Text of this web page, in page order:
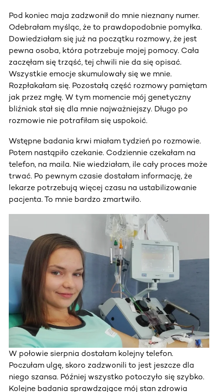
Pod koniec maja zadzwonił do mnie nieznany numer.
Odebrałam myśląc, że to prawdopodobnie pomyłka.
Dowiedziałam się już na początku rozmowy, że jest
pewna osoba, która potrzebuje mojej pomocy. Cała
zaczęłam się trząść, tej chwili nie da się opisać.
Wszystkie emocje skumulowały się we mnie.
Rozpłakałam się. Pozostałą część rozmowy pamiętam
jak przez mgłę. W tym momencie mój genetyczny
bliźniak stał się dla mnie najważniejszy. Długo po
rozmowie nie potrafiłam się uspokoić.
Wstępne badania krwi miałam tydzień po rozmowie.
Potem nastąpiło czekanie. Codziennie czekałam na
telefon, na maila. Nie wiedziałam, ile cały proces może
trwać. Po pewnym czasie dostałam informację, że
lekarze potrzebują więcej czasu na ustabilizowanie
pacjenta. To mnie bardzo zmartwiło.
W połowie sierpnia dostałam kolejny telefon.
Poczułam ulgę, skoro zadzwonili to jest jeszcze dla
niego szansa. Później wszystko potoczyło się szybko.
Kolejne badania sprawdzające mój stan zdrowia